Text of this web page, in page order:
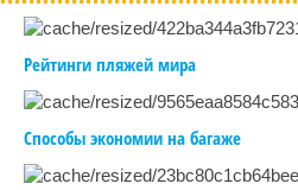
Рейтинги пляжей мира
Способы экономии на багаже